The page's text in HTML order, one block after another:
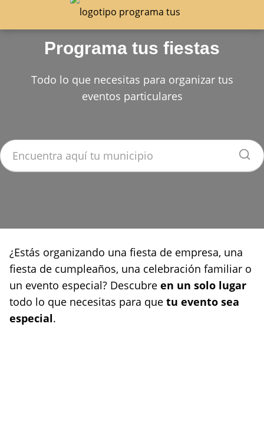
Programa tus fiestas
Todo lo que necesitas para organizar tus
eventos particulares
¿Estás organizando una fiesta de empresa, una
fiesta de cumpleaños, una celebración familiar o
un evento especial? Descubre en un solo lugar
todo lo que necesitas para que tu evento sea
especial.